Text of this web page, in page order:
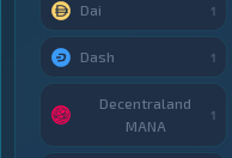
Dai 1
Dash 1
Decentraland
MANA
1